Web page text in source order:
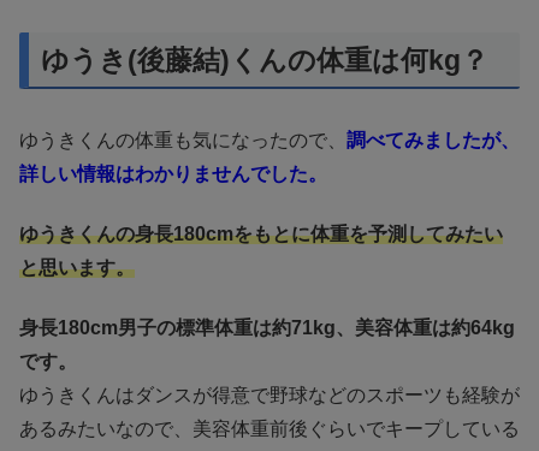
ゆうき(後藤結)くんの体重は何kg？
ゆうきくんの体重も気になったので、 調べてみましたが、
詳しい情報はわかりませんでした。
ゆうきくんの身長180cmをもとに体重を予測してみたい
と思います。
身長180cm男子の標準体重は約71kg、美容体重は約64kg
です。
ゆうきくんはダンスが得意で野球などのスポーツも経験が
あるみたいなので、美容体重前後ぐらいでキープしている